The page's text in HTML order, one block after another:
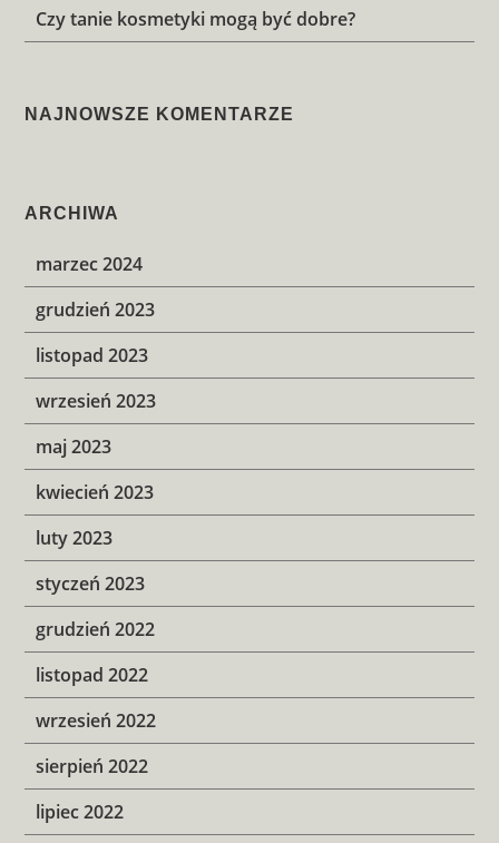
Czy tanie kosmetyki mogą być dobre?
NAJNOWSZE KOMENTARZE
ARCHIWA
marzec 2024
grudzień 2023
listopad 2023
wrzesień 2023
maj 2023
kwiecień 2023
luty 2023
styczeń 2023
grudzień 2022
listopad 2022
wrzesień 2022
sierpień 2022
lipiec 2022